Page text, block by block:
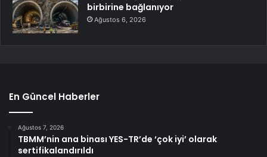
birbirine bağlanıyor
Ağustos 6, 2026
En Güncel Haberler
Ağustos 7, 2026
TBMM’nin ana binası YES-TR’de ‘çok iyi’ olarak
sertifikalandırıldı